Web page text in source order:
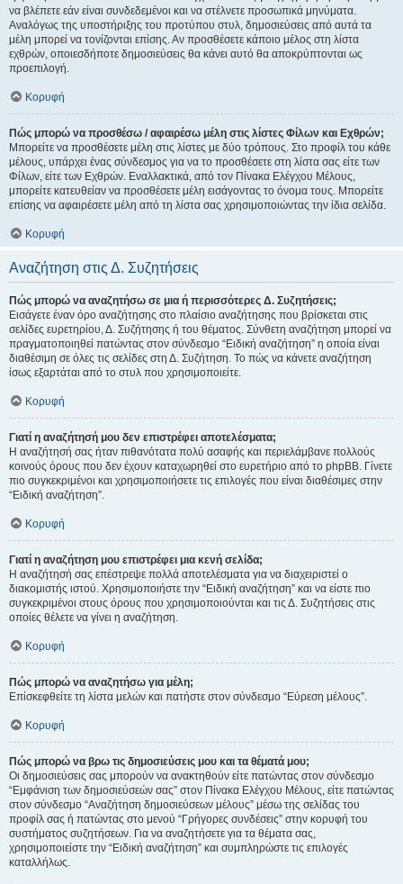
να βλέπετε εάν είναι συνδεδεμένοι και να στέλνετε προσωπικά μηνύματα.
Αναλόγως της υποστήριξης του προτύπου στυλ, δημοσιεύσεις από αυτά τα
μέλη μπορεί να τονίζονται επίσης. Αν προσθέσετε κάποιο μέλος στη λίστα
εχθρών, οποιεσδήποτε δημοσιεύσεις θα κάνει αυτό θα αποκρύπτονται ως
προεπιλογή.
Κορυφή
Πώς μπορώ να προσθέσω / αφαιρέσω μέλη στις λίστες Φίλων και Εχθρών;
Μπορείτε να προσθέσετε μέλη στις λίστες με δύο τρόπους. Στο προφίλ του κάθε
μέλους, υπάρχει ένας σύνδεσμος για να το προσθέσετε στη λίστα σας είτε των
Φίλων, είτε των Εχθρών. Εναλλακτικά, από τον Πίνακα Ελέγχου Μέλους,
μπορείτε κατευθείαν να προσθέσετε μέλη εισάγοντας το όνομα τους. Μπορείτε
επίσης να αφαιρέσετε μέλη από τη λίστα σας χρησιμοποιώντας την ίδια σελίδα.
Κορυφή
Αναζήτηση στις Δ. Συζητήσεις
Πώς μπορώ να αναζητήσω σε μια ή περισσότερες Δ. Συζητήσεις;
Εισάγετε έναν όρο αναζήτησης στο πλαίσιο αναζήτησης που βρίσκεται στις
σελίδες ευρετηρίου, Δ. Συζήτησης ή του θέματος. Σύνθετη αναζήτηση μπορεί να
πραγματοποιηθεί πατώντας στον σύνδεσμο “Ειδική αναζήτηση” η οποία είναι
διαθέσιμη σε όλες τις σελίδες στη Δ. Συζήτηση. Το πώς να κάνετε αναζήτηση
ίσως εξαρτάται από το στυλ που χρησιμοποιείτε.
Κορυφή
Γιατί η αναζήτησή μου δεν επιστρέφει αποτελέσματα;
Η αναζήτησή σας ήταν πιθανότατα πολύ ασαφής και περιελάμβανε πολλούς
κοινούς όρους που δεν έχουν καταχωρηθεί στο ευρετήριο από το phpBB. Γίνετε
πιο συγκεκριμένοι και χρησιμοποιήσετε τις επιλογές που είναι διαθέσιμες στην
“Ειδική αναζήτηση”.
Κορυφή
Γιατί η αναζήτηση μου επιστρέφει μια κενή σελίδα;
Η αναζήτησή σας επέστρεψε πολλά αποτελέσματα για να διαχειριστεί ο
διακομιστής ιστού. Χρησιμοποιήστε την “Ειδική αναζήτηση” και να είστε πιο
συγκεκριμένοι στους όρους που χρησιμοποιούνται και τις Δ. Συζητήσεις στις
οποίες θέλετε να γίνει η αναζήτηση.
Κορυφή
Πώς μπορώ να αναζητήσω για μέλη;
Επίσκεφθείτε τη λίστα μελών και πατήστε στον σύνδεσμο “Εύρεση μέλους”.
Κορυφή
Πώς μπορώ να βρω τις δημοσιεύσεις μου και τα θέματά μου;
Οι δημοσιεύσεις σας μπορούν να ανακτηθούν είτε πατώντας στον σύνδεσμο
“Εμφάνιση των δημοσιεύσεών σας” στον Πίνακα Ελέγχου Μέλους, είτε πατώντας
στον σύνδεσμο “Αναζήτηση δημοσιεύσεων μέλους” μέσω της σελίδας του
προφίλ σας ή πατώντας στο μενού “Γρήγορες συνδέσεις” στην κορυφή του
συστήματος συζητήσεων. Για να αναζητήσετε για τα θέματα σας,
χρησιμοποιείστε την “Ειδική αναζήτηση” και συμπληρώστε τις επιλογές
καταλλήλως.